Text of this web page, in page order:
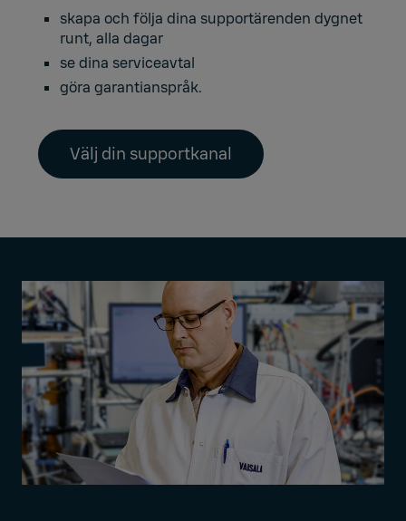
skapa och följa dina supportärenden dygnet
runt, alla dagar
se dina serviceavtal
göra garantianspråk.
Välj din supportkanal